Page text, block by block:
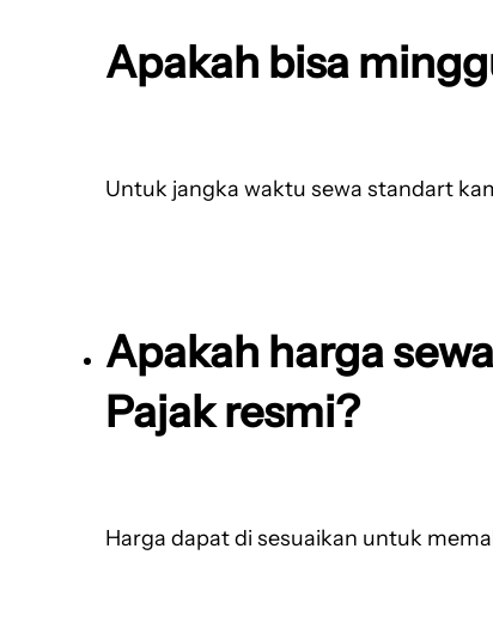
Apakah bisa
Untuk jangka waktu sewa standart
Apakah harga
Pajak resmi?
Harga dapat di sesuaikan untuk